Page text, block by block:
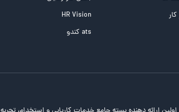
چندگانه
HR Vision
ats کندو